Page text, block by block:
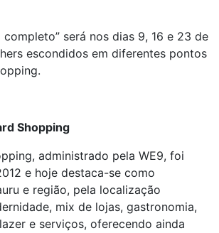
completo” será nos dias 9, 16 e 23 de
escondidos em diferentes pontos
Shopping
administrado pela WE9, foi
e hoje destaca-se como
e região, pela localização
mix de lojas, gastronomia,
e serviços, oferecendo ainda